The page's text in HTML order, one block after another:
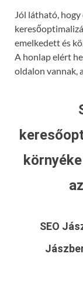
Jól látható,
emelkedett és
A honlap elért
oldalon vannak,
SEO